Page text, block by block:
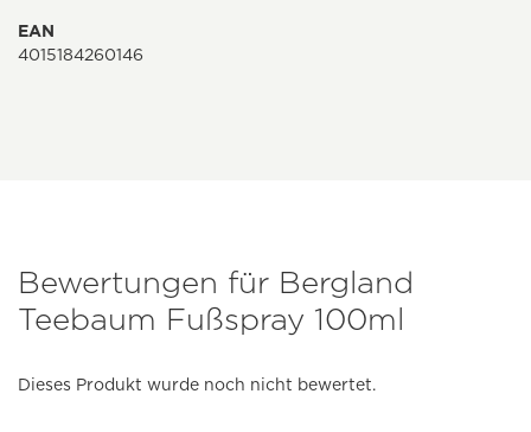
EAN
4015184260146
Bewertungen für Bergland
Teebaum Fußspray 100ml
Dieses Produkt wurde noch nicht bewertet.